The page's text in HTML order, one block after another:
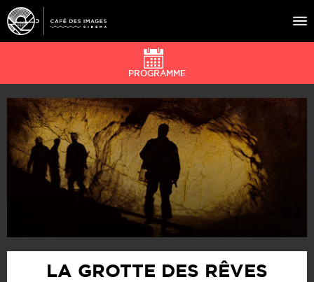
À L’AFFICHE
ÉVÉNEMENTS
CAFÉ DU CINÉ
PRATIQUE
ÉDUCATION AUX IMAGES
PROGRAMME
LA GROTTE DES RÊVES